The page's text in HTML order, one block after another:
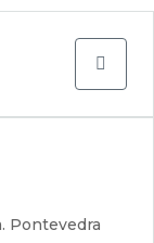
Pontevedra